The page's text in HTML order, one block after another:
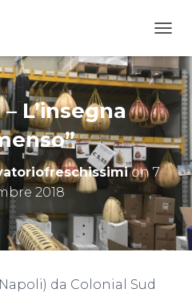
L’insegna
on 7
2018
da Colonial Sud